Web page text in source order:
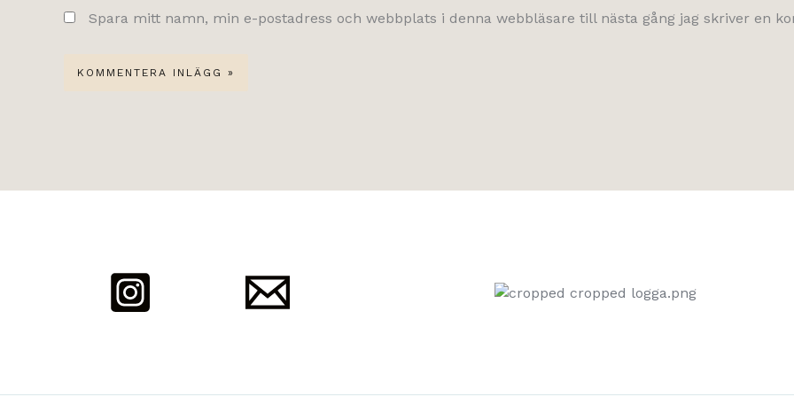
Spara mitt namn, min e-postadress och webbplats i denna webbläsare till nästa gång jag skriver en